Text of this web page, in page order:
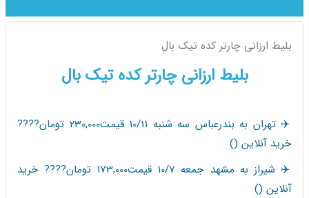
بلیط ارزانی چارتر کده تیک بال
بلیط ارزانی چارتر کده تیک بال
✈️ تهران به بندرعباس سه شنبه 10/11 قیمت230,000 تومان????
خرید آنلاین ()
✈️ شیراز به مشهد جمعه 10/7 قیمت173,000 تومان???? خرید
آنلاین ()